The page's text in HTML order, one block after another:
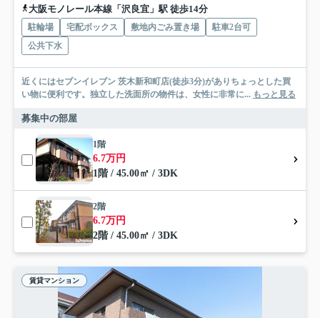
大阪モノレール本線「沢良宜」駅 徒歩14分
駐輪場 宅配ボックス 敷地内ごみ置き場
駐車2台可
公共下水
近くにはセブンイレブン 茨木新和町店(徒歩3分)がありちょっとした買
い物に便利です。独立した洗面所の物件は、女性に非常に... もっと見る
募集中の部屋
1階
6.7万円
1階 / 45.00㎡ / 3DK
2階
6.7万円
2階 / 45.00㎡ / 3DK
賃貸マンション